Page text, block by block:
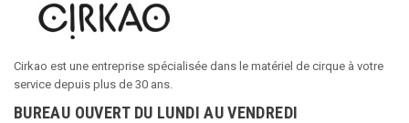
Cirkao est une entreprise spécialisée dans le matériel de cirque à votre
service depuis plus de 30 ans.
BUREAU OUVERT DU LUNDI AU VENDREDI